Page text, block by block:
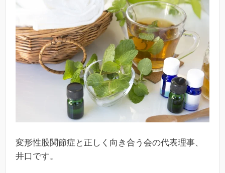
変形性股関節症と正しく向き合う会の代表理事、
井口です。